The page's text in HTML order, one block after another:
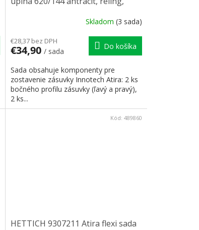
Skladom (3 sada)
€28,37 bez DPH
€34,90 / sada
Do košíka
Sada obsahuje komponenty pre
zostavenie zásuvky Innotech Atira: 2 ks
bočného profilu zásuvky (ľavý a pravý),
2 ks...
HETTICH 9307211 Atira flexi sada
Kód: 489860